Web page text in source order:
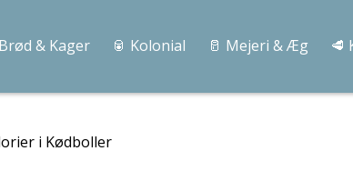
& Kager 🥫 Kolonial 🥛 Mejeri & Æg 🥩
i Kødboller